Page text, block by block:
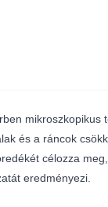
mikroszkopikus
és a ráncok
célozza
eredményezi.